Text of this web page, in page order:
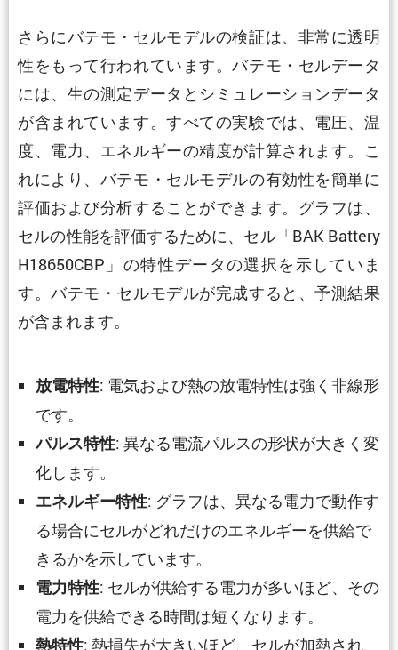
さらにバテモ・セルモデルの検証は、非常に透明
性をもって行われています。バテモ・セルデータ
には、生の測定データとシミュレーションデータ
が含まれています。すべての実験では、電圧、温
度、電力、エネルギーの精度が計算されます。こ
れにより、バテモ・セルモデルの有効性を簡単に
評価および分析することができます。グラフは、
セルの性能を評価するために、セル「BAK Battery
H18650CBP」の特性データの選択を示していま
す。バテモ・セルモデルが完成すると、予測結果
が含まれます。
放電特性: 電気および熱の放電特性は強く非線形
です。
パルス特性: 異なる電流パルスの形状が大きく変
化します。
エネルギー特性: グラフは、異なる電力で動作す
る場合にセルがどれだけのエネルギーを供給で
きるかを示しています。
電力特性: セルが供給する電力が多いほど、その
電力を供給できる時間は短くなります。
熱特性: 熱損失が大きいほど、セルが加熱され、